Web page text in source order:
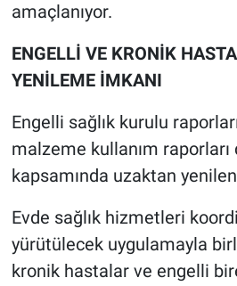
amaçlanıyor.
ENGELLİ VE KRONİK
YENİLEME İMKANI
Engelli sağlık kurulu
malzeme kullanım
kapsamında uzaktan
Evde sağlık hizmetleri
yürütülecek uygulamayla
kronik hastalar ve engelli